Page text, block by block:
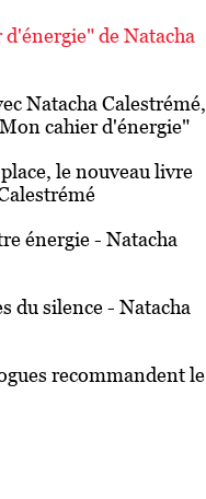
de Natacha
Natacha Calestrémé,
cahier d'énergie"
le nouveau livre
énergie - Natacha
du silence - Natacha
recommandent le